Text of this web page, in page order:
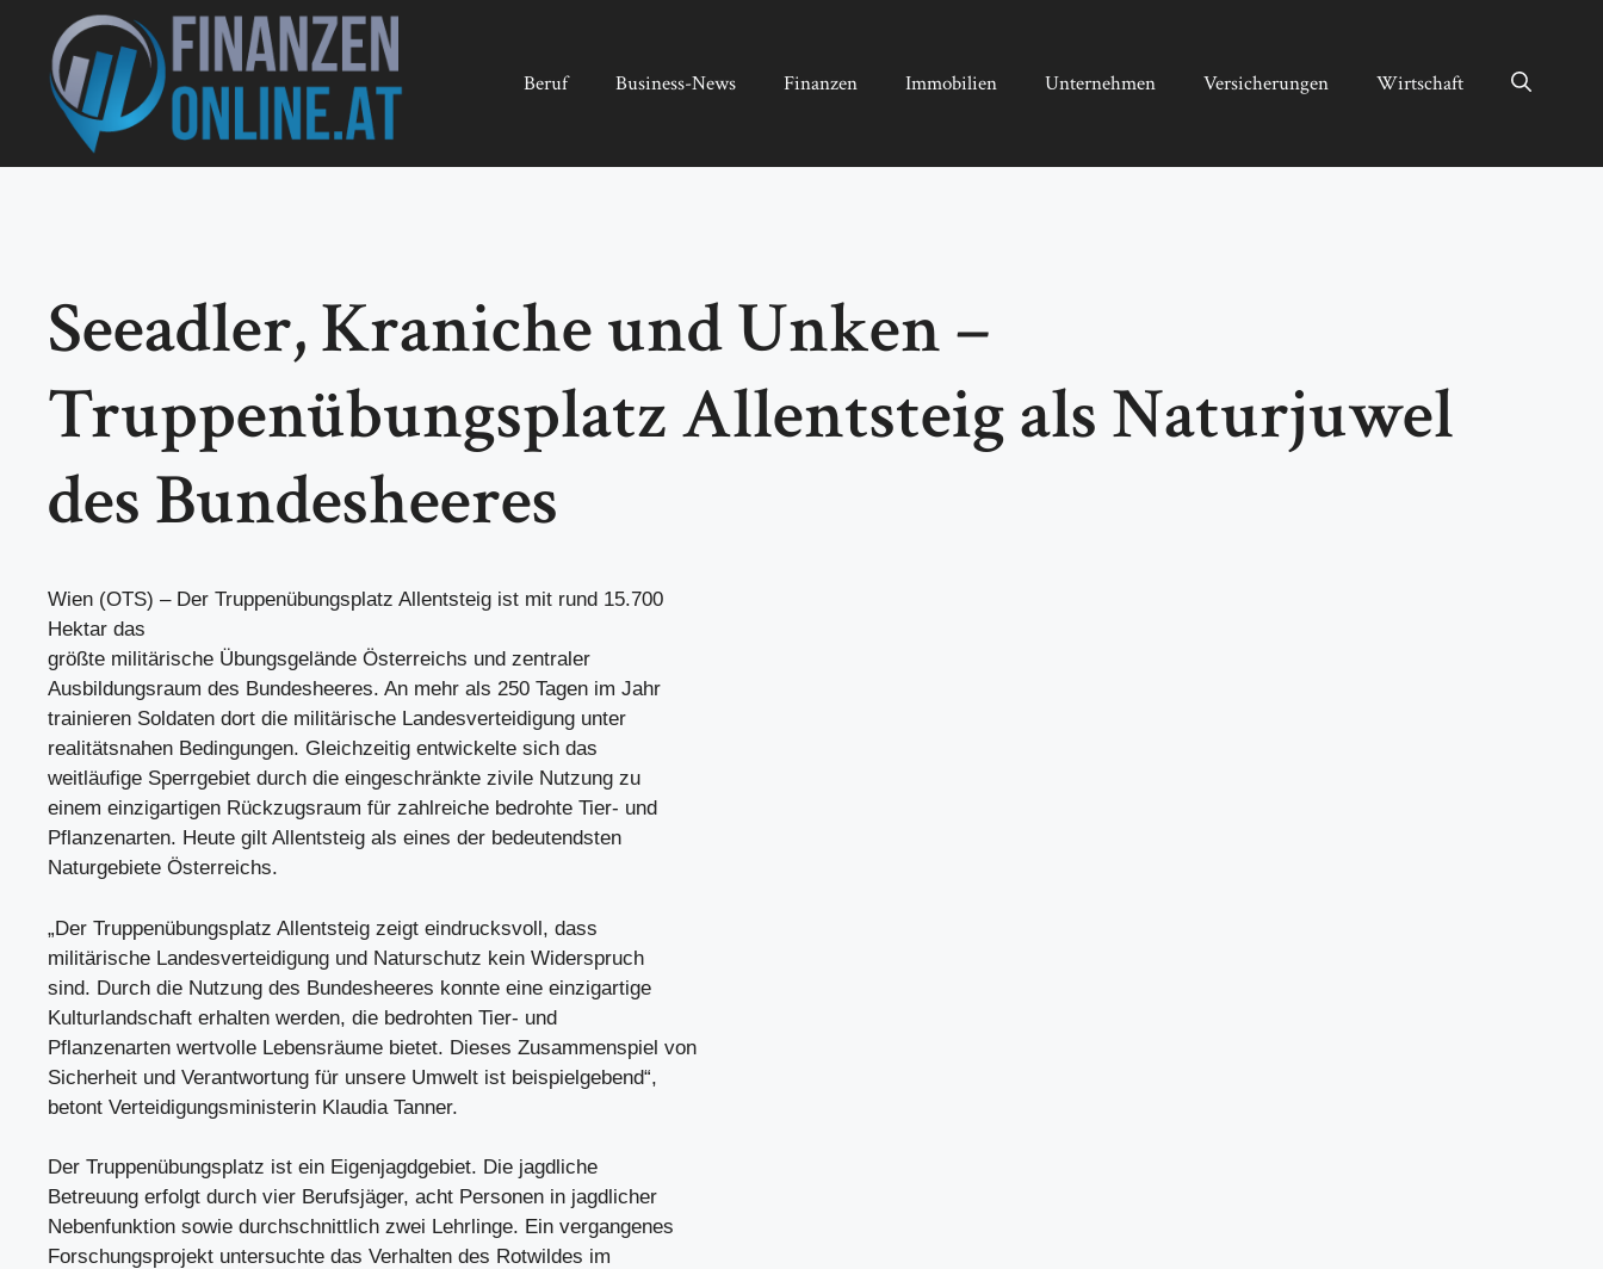
springen
Beruf Business-News Finanzen Immobilien Unternehmen Versicherungen Wirtschaft
Seeadler, Kraniche und Unken –
Truppenübungsplatz Allentsteig als Naturjuwel
des Bundesheeres
Wien (OTS) – Der Truppenübungsplatz Allentsteig ist mit rund 15.700
Hektar das
größte militärische Übungsgelände Österreichs und zentraler
Ausbildungsraum des Bundesheeres. An mehr als 250 Tagen im Jahr
trainieren Soldaten dort die militärische Landesverteidigung unter
realitätsnahen Bedingungen. Gleichzeitig entwickelte sich das
weitläufige Sperrgebiet durch die eingeschränkte zivile Nutzung zu
einem einzigartigen Rückzugsraum für zahlreiche bedrohte Tier- und
Pflanzenarten. Heute gilt Allentsteig als eines der bedeutendsten
Naturgebiete Österreichs.
„Der Truppenübungsplatz Allentsteig zeigt eindrucksvoll, dass
militärische Landesverteidigung und Naturschutz kein Widerspruch
sind. Durch die Nutzung des Bundesheeres konnte eine einzigartige
Kulturlandschaft erhalten werden, die bedrohten Tier- und
Pflanzenarten wertvolle Lebensräume bietet. Dieses Zusammenspiel von
Sicherheit und Verantwortung für unsere Umwelt ist beispielgebend“,
betont Verteidigungsministerin Klaudia Tanner.
Der Truppenübungsplatz ist ein Eigenjagdgebiet. Die jagdliche
Betreuung erfolgt durch vier Berufsjäger, acht Personen in jagdlicher
Nebenfunktion sowie durchschnittlich zwei Lehrlinge. Ein vergangenes
Forschungsprojekt untersuchte das Verhalten des Rotwildes im